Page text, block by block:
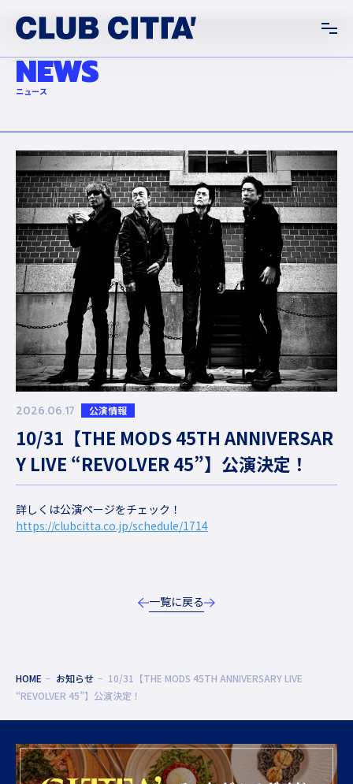
NEWS
ニュース
2026.06.17 公演情報
10/31【THE MODS 45TH ANNIVERSAR
Y LIVE “REVOLVER 45”】公演決定！
詳しくは公演ページをチェック！
https://clubcitta.co.jp/schedule/1714
一覧に戻る
HOME お知らせ
10/31【THE MODS 45TH ANNIVERSARY LIVE
“REVOLVER 45”】公演決定！